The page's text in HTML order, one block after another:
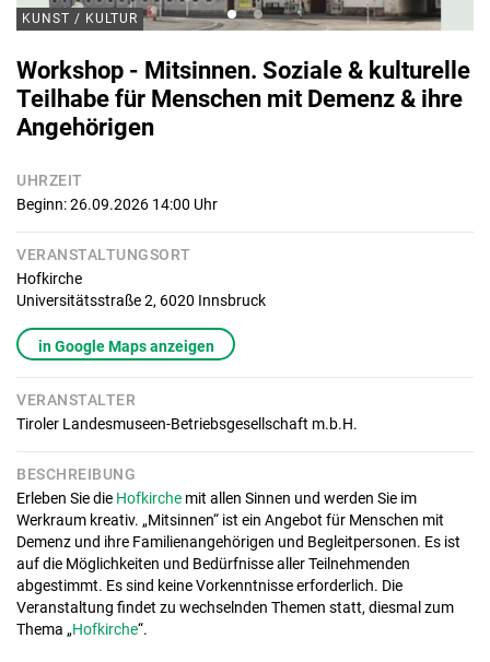
KUNST / KULTUR
Workshop - Mitsinnen. Soziale & kulturelle
Teilhabe für Menschen mit Demenz & ihre
Angehörigen
UHRZEIT
Beginn: 26.09.2026 14:00 Uhr
VERANSTALTUNGSORT
Hofkirche
Universitätsstraße 2, 6020 Innsbruck
in Google Maps anzeigen
VERANSTALTER
Tiroler Landesmuseen-Betriebsgesellschaft m.b.H.
BESCHREIBUNG
Erleben Sie die Hofkirche mit allen Sinnen und werden Sie im
Werkraum kreativ. „Mitsinnen“ ist ein Angebot für Menschen mit
Demenz und ihre Familienangehörigen und Begleitpersonen. Es ist
auf die Möglichkeiten und Bedürfnisse aller Teilnehmenden
abgestimmt. Es sind keine Vorkenntnisse erforderlich. Die
Veranstaltung findet zu wechselnden Themen statt, diesmal zum
Thema „Hofkirche“.